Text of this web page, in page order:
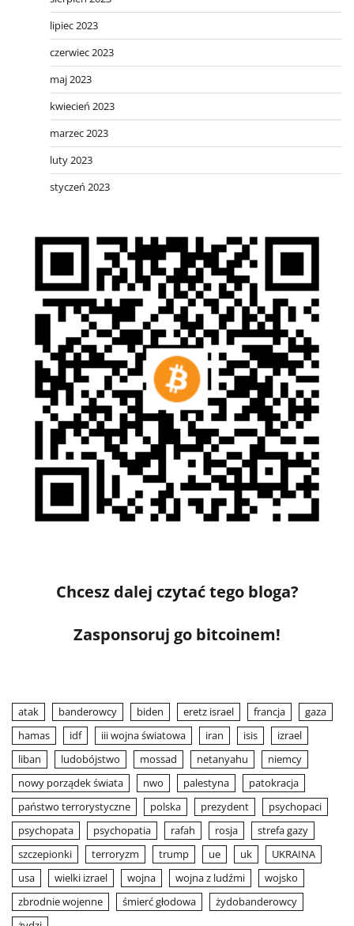
lipiec 2023
czerwiec 2023
maj 2023
kwiecień 2023
marzec 2023
luty 2023
styczeń 2023
Chcesz dalej czytać tego bloga?
Zasponsoruj go bitcoinem!
atak banderowcy biden eretz israel francja
gaza
hamas
idf iii wojna światowa iran isis
izrael
liban
ludobójstwo mossad netanyahu
niemcy
nowy porządek świata
nwo palestyna
patokracja
państwo terrorystyczne
polska prezydent
psychopaci
psychopata
psychopatia rafah rosja
strefa gazy
szczepionki
terroryzm trump ue uk
UKRAINA
usa
wielki izrael wojna wojna z ludźmi
wojsko
zbrodnie wojenne
śmierć głodowa
żydobanderowcy